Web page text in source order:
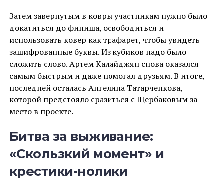
Затем завернутым в ковры участникам нужно было
докатиться до финиша, освободиться и
использовать ковер как трафарет, чтобы увидеть
зашифрованные буквы. Из кубиков надо было
сложить слово. Артем Калайджян снова оказался
самым быстрым и даже помогал друзьям. В итоге,
последней осталась Ангелина Татарченкова,
которой предстояло сразиться с Щербаковым за
место в проекте.
Битва за выживание:
«Скользкий момент» и
крестики-нолики